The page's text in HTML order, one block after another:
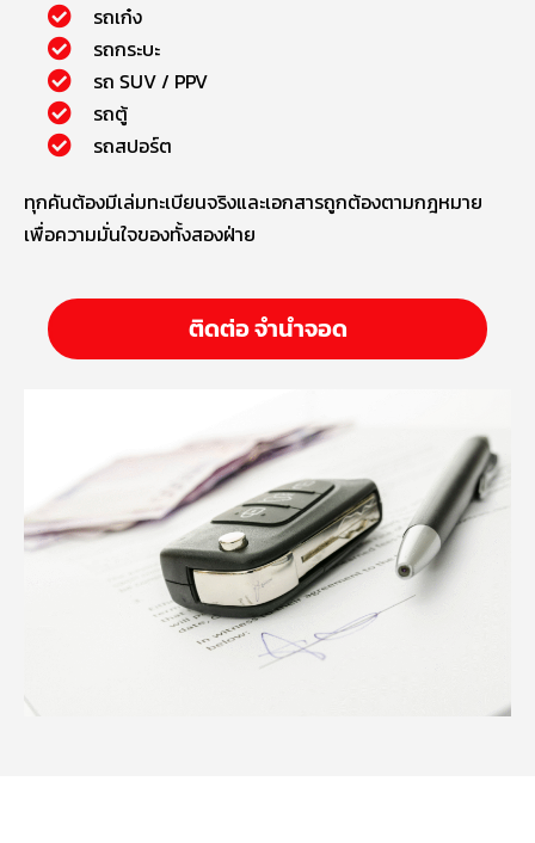
รถเก๋ง
รถกระบะ
รถ SUV / PPV
รถตู้
รถสปอร์ต
ทุกคันต้องมีเล่มทะเบียนจริงและเอกสารถูกต้องตามกฎหมาย
เพื่อความมั่นใจของทั้งสองฝ่าย
ติดต่อ จำนำจอด